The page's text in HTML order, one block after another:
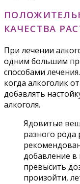
КАЧЕСТВА
При лечении
одним большим
способами
когда алкоголик
добавлять
алкоголя.
Ядовитые
разного
добавление в
превысить
произойти,